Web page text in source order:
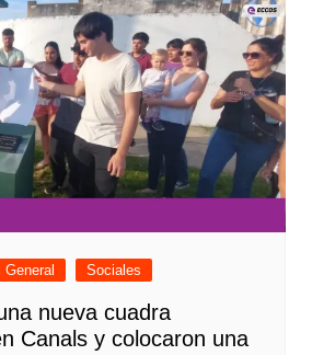
General Sociales
nueva cuadra
Canals y colocaron una